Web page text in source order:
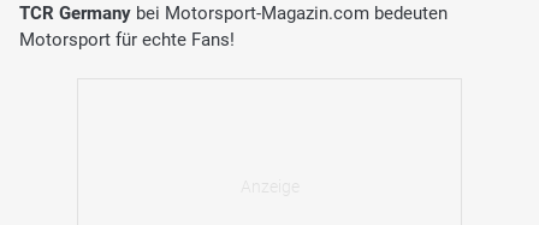
TCR Germany bei Motorsport-Magazin.com bedeuten
Motorsport für echte Fans!